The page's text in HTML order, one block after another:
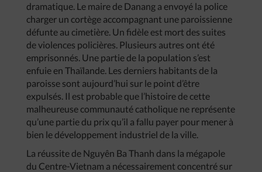
dramatique. Le maire de Danang a envoyé la police
charger un cortège accompagnant une paroissienne
défunte au cimetière. Un fidèle est mort des suites
de violences policières. Plusieurs autres ont été
emprisonnés. Une partie de la population s’est
enfuie en Thaïlande. Les derniers habitants de la
paroisse sont aujourd’hui sur le point d’être
expulsés. Il est probable que l’histoire de cette
malheureuse communauté catholique ne représente
qu’une partie du prix qu’il a fallu payer pour mener à
bien le développement industriel de la ville.
La réussite de Nguyên Ba Thanh dans la mégapole
du Centre-Vietnam a nécessairement concentré sur